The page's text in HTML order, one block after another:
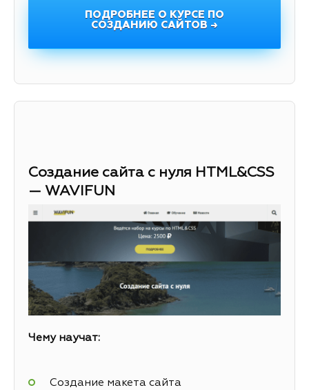
ПОДРОБНЕЕ О КУРСЕ ПО
СОЗДАНИЮ САЙТОВ →
Создание сайта с нуля HTML&CSS
— WAVIFUN
Чему научат:
Создание макета сайта